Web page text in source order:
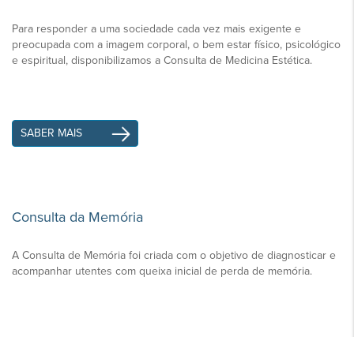
Para responder a uma sociedade cada vez mais exigente e
preocupada com a imagem corporal, o bem estar físico, psicológico
e espiritual, disponibilizamos a Consulta de Medicina Estética.
SABER MAIS
Consulta da Memória
A Consulta de Memória foi criada com o objetivo de diagnosticar e
acompanhar utentes com queixa inicial de perda de memória.